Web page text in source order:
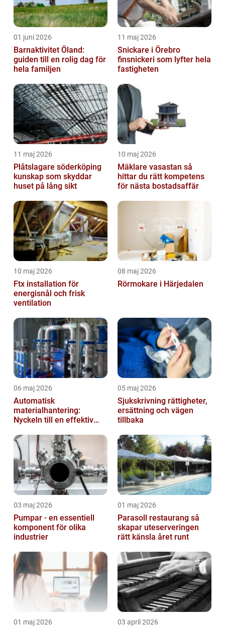
01 juni 2026
Barnaktivitet Öland:
guiden till en rolig dag för
hela familjen
11 maj 2026
Snickare i Örebro
finsnickeri som lyfter hela
fastigheten
11 maj 2026
Plåtslagare söderköping
kunskap som skyddar
huset på lång sikt
10 maj 2026
Mäklare vasastan så
hittar du rätt kompetens
för nästa bostadsaffär
10 maj 2026
Ftx installation för
energisnål och frisk
ventilation
08 maj 2026
Rörmokare i Härjedalen
06 maj 2026
Automatisk
materialhantering:
Nyckeln till en effektiv
05 maj 2026
Sjukskrivning rättigheter,
ersättning och vägen
tillbaka
03 maj 2026
Pumpar - en essentiell
komponent för olika
industrier
01 maj 2026
Parasoll restaurang så
skapar uteserveringen
rätt känsla året runt
01 maj 2026 03 april 2026